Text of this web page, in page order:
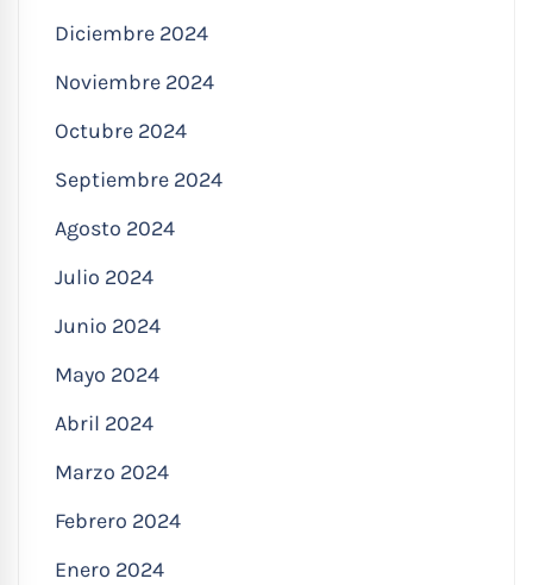
Diciembre 2024
Noviembre 2024
Octubre 2024
Septiembre 2024
Agosto 2024
Julio 2024
Junio 2024
Mayo 2024
Abril 2024
Marzo 2024
Febrero 2024
Enero 2024